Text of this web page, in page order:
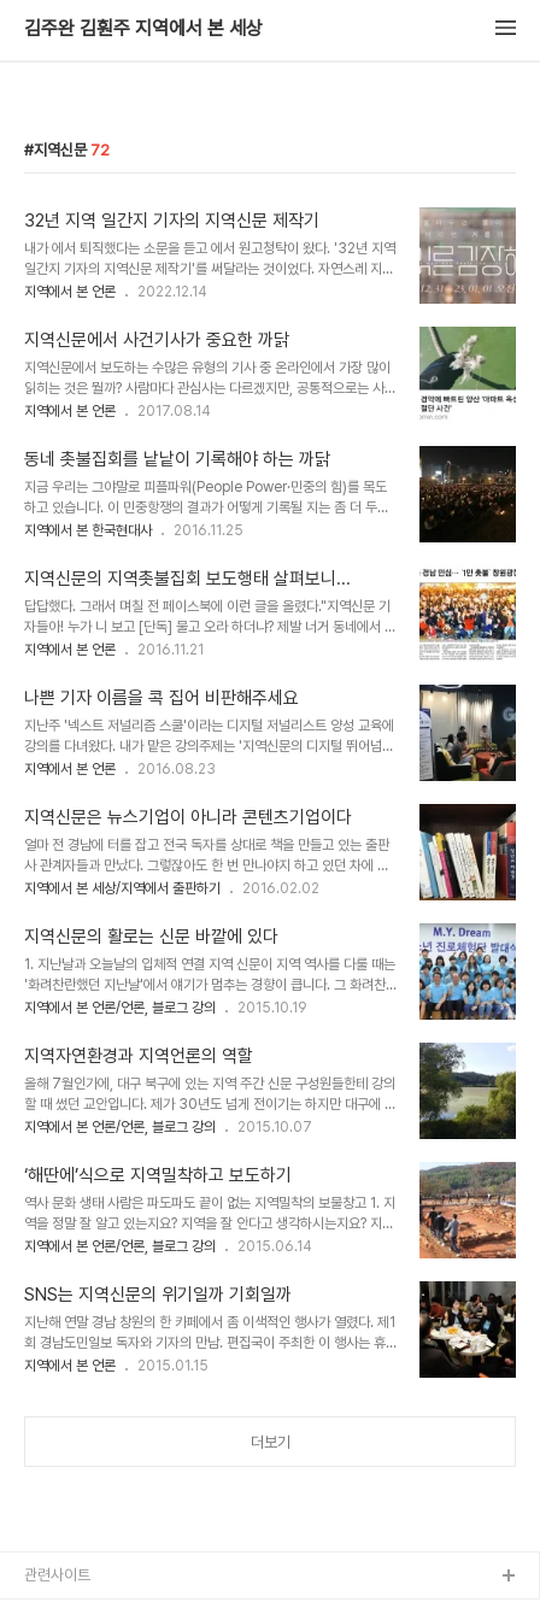
김주완 김훤주 지역에서 본 세상
지역신문 72
32년 지역 일간지 기자의 지역신문 제작기
내가 에서 퇴직했다는 소문을 듣고 에서 원고청탁이 왔다. '32년 지역
일간지 기자의 지역신문 제작기'를 써달라는 것이었다. 자연스레 지난
세월을 정리도 할 겸 원고를 썼고 2022년 3월호에 실렸다. 1990년
을 기자로 살았다. 마지막 12년은 편집국장, 출판미디어국장, 전무이
사였다. 정년까지 3년이 남았으나 앞당겨 퇴직한 건 ‘전무’라는 경영
진의 책무가 부담스러웠기 때문이다. 퇴직 후에도 내 정체성은 ‘기
자’이고 싶다. 지금도 카카오 브런치와 티스토리에 글을 쓰고, 유튜브
에 영상도 올린다. 지역 방송국과 다큐멘터리 작업도 함께하고 있다.
이 취재기·제작기인데,..
지역에서 본 언론 2022.12.14
지역신문에서 사건기사가 중요한 까닭
지역신문에서 보도하는 수많은 유형의 기사 중 온라인에서 가장 많이
읽히는 것은 뭘까? 사람마다 관심사는 다르겠지만, 공통적으로는 사건
·사고 기사의 주목도가 가장 높다.지난 상반기 경남도민일보에서 조회
프연습장 납치 살해 사건’이었다. 특히 밧줄 절단 사건은 페이스북 ‘부
산공감’ 페이지에서 3만 1000명 이상의 공감과 414회 이상의 공유,
6813개의 댓글이라는 기록을 세웠다. 도달수는 200만, 기사 조회수
도 100만이 넘었다.다른 사건기사도 이만큼은 아니지만 정치·행정·경
제·문화·스포츠 기사보다는 훨씬 주목도가 높다. 이건 무엇을 뜻하는
사실 내가 처음..
지역에서 본 언론 2017.08.14
동네 촛불집회를 낱낱이 기록해야 하는 까닭
지금 우리는 그야말로 피플파워(People Power·민중의 힘)를 목도
하고 있습니다. 이 민중항쟁의 결과가 어떻게 기록될 지는 좀 더 두고
봐야 알겠지만, 지금까지 일어난 일 만으로도 또 한 번 대한민국 역사
중요성을 생각해볼 필요가 있습니다. 저는 1987년 6월민주항쟁 20
주년이 되던 지난 2008년, 80년대 경남의 민주화운동 역사를 26회
에 걸쳐 에 연재한 적이 있습니다. 그때 절실히 느꼈던 것이 ‘지역신문
은 당대의 역사기록물이 되어야 한다’는 사실이었습니다.그러나 80년
대 경남지역 신문에선 별 도움이 되는 자료를 얻을 수 없었습니다. 하
시 기득권층과 기회주의자, ..
지역에서 본 한국현대사 2016.11.25
지역신문의 지역촛불집회 보도행태 살펴보니...
답답했다. 그래서 며칠 전 페이스북에 이런 글을 올렸다."지역신문 기
자들아! 누가 니 보고 [단독] 물고 오라 하더냐? 제발 너거 동네에서 벌
어지는 촛불집회만이라도 제대로 좀 취재해 보도해라. 뭣이 중헌디? #
한겨레에 쓴 칼럼을 링크했다.☞한겨레 칼럼 : 앞마당의 500명이 더
소중하다 칼럼에서 지적한 대로 12일 민중총궐기 집회가 열린 후 첫
발행된 14일치 경남지역 3개 주요 일간지는 서울 집회를 지역 집회보
다 더 중요하게 다뤘다. 경남도민일보는 1면에 서울 100만 촛불집회
를 사진과 함께 톱 기사로 보도했고, 3면에 경남 곳곳에서 열린 지역
은 날 창원과 진주에서 열린 집회..
지역에서 본 언론 2016.11.21
나쁜 기자 이름을 콕 집어 비판해주세요
지난주 '넥스트 저널리즘 스쿨'이라는 디지털 저널리스트 양성 교육에
강의를 다녀왔다. 내가 맡은 강의주제는 '지역신문의 디지털 뛰어넘
기'였다.그냥 디지털 분야에서 우리가 해온 실험과 성과를 약간 뻥튀기
즘'을 책임질 수도 있는 예비언론인들에겐 뭔가 다른 메시지를 주고 싶
었다. 저널리즘이라는 게 단지 디지털 기술을 얼마나 능수능란하게 활
용하느냐 만의 문제가 아니라, 언론인의 자질도 디지털 시대에는 더 엄
격한 기준이 요구된다는 점을 말하고 싶었다.사실 디지털 환경은 지역
신문에게 큰 기회다. 과거 종이신문이 유일한 전달수단이던 시절에는
지금은 웹과 모바일을 통해 수십만 명에게 ..
지역에서 본 언론 2016.08.23
지역신문은 뉴스기업이 아니라 콘텐츠기업이다
얼마 전 경남에 터를 잡고 전국 독자를 상대로 책을 만들고 있는 출판
사 관계자들과 만났다. 그렇잖아도 한 번 만나야지 하고 있던 차에 우
리 신문 기자가 ‘지역출판’을 주제로 기획취재를 해보겠다고 하여 만들
도서출판 피플파워를 대표하여 내가 참석했다. 참으로 많은 이야기를
나눴지만 결론은 하나였다. 다들 의미 있는 지역콘텐츠를 발굴해 책을
펴내지만, 소비층이 제한되어 있다는 게 공통적인 어려움이었고, 공공
기관이나 단체에서조차 공익콘텐츠에 대한 가치를 알아주지 않아 서
운하다는 것이었다. 사실 우리가 출판업을 하겠다고 생각한 이유도 일
이었다. ‘지역신문은 뉴스기업이 아니라 종합콘텐..
지역에서 본 세상/지역에서 출판하기 2016.02.02
지역신문의 활로는 신문 바깥에 있다
1. 지난날과 오늘날의 입체적 연결 지역 신문이 지역 역사를 다룰 때는
'화려찬란했던 지난날'에서 얘기가 멈추는 경향이 큽니다. 그 화려찬란
했던 지난날을 지금 여기로 불러낼 때는 구체화할 필요가 있습니다. 지
구성까지 새롭게 해야 합니다. 그렇게 할 수 있으려면 입체적으로 알아
야 하고 나름대로 펼칠 수 있는 상상력이 있어야 합니다. 이를테면 경
남에는 최치원 관련 유적이 많습니다. 최치원은 뛰어났지만 중국에서
는 외국인이라 꺾였고 모국 신라서는 신분이 육두품밖에 안돼 자빠졌
습니다. 나라 안팎에서 외롭고 고달팠습니다. 최치원이 아직도 지리산
시골 할매 할배들의 믿음은 어쩌면 최치원..
지역에서 본 언론/언론, 블로그 강의 2015.10.19
지역자연환경과 지역언론의 역할
올해 7월인가에, 대구 북구에 있는 지역 주간 신문 구성원들한테 강의
할 때 썼던 교안입니다. 제가 30년도 넘게 전이기는 하지만 대구에 조
금 살았습니다. 그런데도 '강북'은 제가 처음 마주하는 낱말이었습니
고 보니 금호강 북쪽이라는 뜻이었습니다. 옛적 칠곡군이었던 지역이
강북이라 일컬어지고 있었습니다. 어쨌거나 옆길로 좀 새고 말았는데
요, 강의에서 할 말을 모두 옮겨적자니 너무 길 것 같아 요점을 정리하
는 식으로 교안을 짰더랬습니다. 기자와 대표는 물론 영업직 사원 그리
고 이사까지 모두 강의를 들으셨는데요, 죄다 진지해서 제가 좀 놀랐습
였습니다. --------------..
지역에서 본 언론/언론, 블로그 강의 2015.10.07
‘해딴에’식으로 지역밀착하고 보도하기
역사 문화 생태 사람은 파도파도 끝이 없는 지역밀착의 보물창고 1. 지
역을 정말 잘 알고 있는지요? 지역을 잘 안다고 생각하시는지요? 지역
을 많이 아는 사람은 있어도 지역을 다 아는 사람은 없습니다. 무엇을
든지 다른 사람보다 많이 알 수는 있을 것입니다. 하지만 그 앎이 아무
리 크다 해도 지역이 품고 있는 전체 콘텐츠 그 자체보다는 언제나 작
을 수밖에 없습니다. 많이 안다고 생각하는 그 순간부터 그 사람은 늘
품이 없어지기 마련입니다. 그런 사람은 갈수록 아는 것이 적어질 수밖
에 없습니다. 지역 역사와 생태 그리고 사람은 무한한 거리를 품고 있
지역에서 본 언론/언론, 블로그 강의 2015.06.14
SNS는 지역신문의 위기일까 기회일까
지난해 연말 경남 창원의 한 카페에서 좀 이색적인 행사가 열렸다. 제1
회 경남도민일보 독자와 기자의 만남. 편집국이 주최한 이 행사는 휴먼
라이브러리(Human Library) 방식으로 진행됐다. 6명의 기자 이름
기 위해 지역가수의 노래공연도 있었고, 친밀감을 높이기 위한 테이블
지역에서 본 언론 2015.01.15
더보기
관련사이트